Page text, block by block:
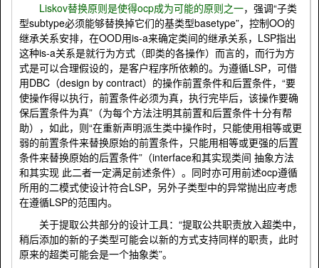
Liskov替换原则是使得ocp成为可能的原则之一，强调“子类
型subtype必须能够替换掉它们的基类型basetype”，控制OO的
继承关系安排，在OOD用is-a来确定类间的继承关系， LSP指出
这种is-a关系是就行为方式（即类的各操作）而言的，而行为方
式是可以合理假设的，是客户程序所依赖的。为遵循LSP，可借
用DBC （design by contract）的操作前置条件和后置条件，“要
使操作得以执行，前置条件必须为真，执行完毕后，该操作要确
保后置条件为真”（为每个方法注明其前置和后置条件十分有帮
助），如此，则“在重新声明派生类中操作时，只能使用相等或更
弱的前置条件来替换原始的前置条件，只能用相等或更强的后置
条件来替换原始的后置条件”（interface和其实现类间 抽象方法
和其实现 此二者一定满足前述条件）。同时亦可用前述ocp遵循
所用的二模式使设计符合LSP，另外子类型中的异常抛出应考虑
在遵循LSP的范围内。
关于提取公共部分的设计工具：“提取公共职责放入超类中，
稍后添加的新的子类型可能会以新的方式支持同样的职责，此时
原来的超类可能会是一个抽象类”。